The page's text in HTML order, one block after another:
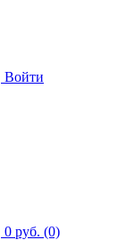
Войти
0 руб. (0)